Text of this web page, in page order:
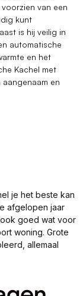
van een
kunt
is hij veilig in
automatische
en het
Kachel met
en
je het beste kan
afgelopen jaar
goed wat voor
woning. Grote
allemaal